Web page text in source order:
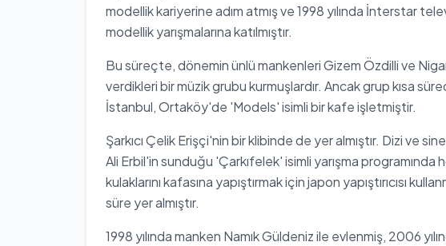
modellik kariyerine adım atmış ve 1998 yılında İnterstar
modellik yarışmalarına katılmıştır.
Bu süreçte, dönemin ünlü mankenleri Gizem Özdilli ve
verdikleri bir müzik grubu kurmuşlardır. Ancak grup kısa
İstanbul, Ortaköy'de 'Models' isimli bir kafe işletmiştir.
Şarkıcı Çelik Erişçi'nin bir klibinde de yer almıştır. Dizi ve
Ali Erbil'in sunduğu 'Çarkıfelek' isimli yarışma programında
kulaklarını kafasına yapıştırmak için japon yapıştırıcısı
süre yer almıştır.
1998 yılında manken Namık Güldeniz ile evlenmiş, 2006